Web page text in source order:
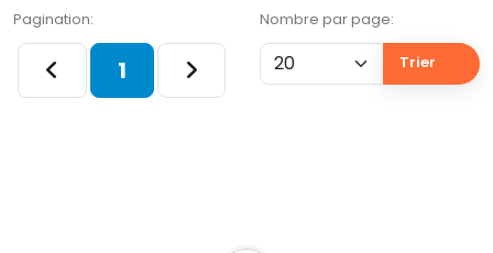
Pagination:
1
Nombre par page:
Trier